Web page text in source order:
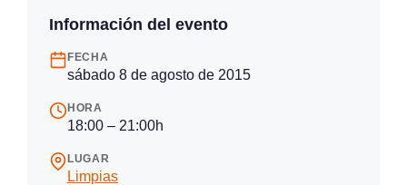
Información del evento
FECHA
sábado 8 de agosto de 2015
HORA
18:00 – 21:00h
LUGAR
Limpias